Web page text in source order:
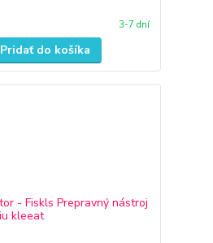
3-7 dní
Pridať do košíka